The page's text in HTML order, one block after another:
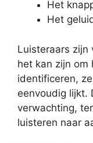
Het
Het
Luisteraars zijn
het kan zijn om
identificeren,
eenvoudig lijkt.
verwachting,
luisteren naar